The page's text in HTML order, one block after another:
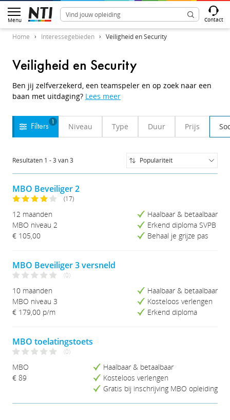
Menu Contact
Home Interessegebieden Veiligheid en Security
Veiligheid en Security
Ben jij zelfverzekerd, een teamspeler en op zoek naar een
baan met uitdaging? Lees meer
Filters
1 Niveau Type Duur Prijs
Resultaten 1 -3 van3
Populariteit
Populariteit
Prijs (Hoog-Laag)
Studieduur (Kort-Lang)
Studieduur (Lang-Kort)
MBO Beveiliger 2
(17)
12 maanden
MBO niveau 2
€ 105,00
Haalbaar & betaalbaar
Erkend diploma SVPB
Behaal je grijze pas
MBO Beveiliger 3 versneld
(0)
10 maanden
MBO niveau 3
€ 179,00 p/m
Haalbaar & betaalbaar
Kosteloos verlengen
Erkend diploma
MBO toelatingstoets
(0)
MBO
€ 89
Haalbaar & betaalbaar
Kosteloos verlengen
Gratis bij inschrijving MBO opleiding